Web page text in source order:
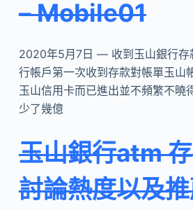
– Mobile01
2020年5月7日 — 收到玉山銀行存
行帳戶第一次收到存款對帳單玉山
玉山信用卡而已進出並不頻繁不曉
少了幾億
玉山銀行atm
討論熱度以及